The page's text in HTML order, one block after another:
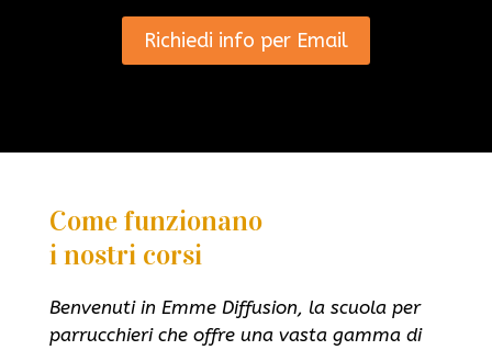
Richiedi info per Email
Come funzionano
i nostri corsi
Benvenuti in Emme Diffusion, la scuola per
parrucchieri che offre una vasta gamma di